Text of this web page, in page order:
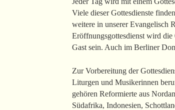
Viele dieser Gottesdienste
weitere in unserer Evangelisch
Eröffnungsgottesdienst wird
Gast sein. Auch im Berliner
Zur Vorbereitung der
Liturgen und Musikerinnen
gehören Reformierte aus
Südafrika, Indonesien,